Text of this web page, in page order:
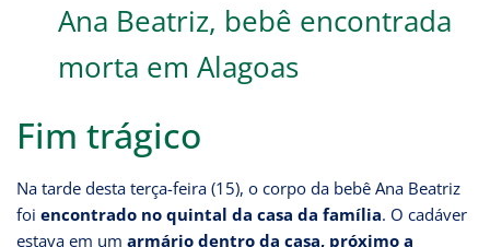
Ana Beatriz, bebê encontrada
morta em Alagoas
Fim trágico
Na tarde desta terça-feira (15), o corpo da bebê Ana Beatriz
foi encontrado no quintal da casa da família. O cadáver
estava em um armário dentro da casa, próximo a